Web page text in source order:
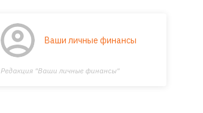
Ваши личные финансы
Редакция "Ваши личные финансы"